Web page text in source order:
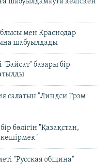
мен Краснодар
шабуылдады
базары бір
салатын "Линдси Грэм
бөлігін "Қазақстан,
көшірмек"
"Русская община"